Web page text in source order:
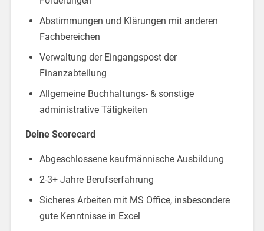
Abstimmungen und Klärungen mit anderen
Fachbereichen
Verwaltung der Eingangspost der
Finanzabteilung
Allgemeine Buchhaltungs- & sonstige
administrative Tätigkeiten
Deine Scorecard
Abgeschlossene kaufmännische Ausbildung
2-3+ Jahre Berufserfahrung
Sicheres Arbeiten mit MS Office, insbesondere
gute Kenntnisse in Excel